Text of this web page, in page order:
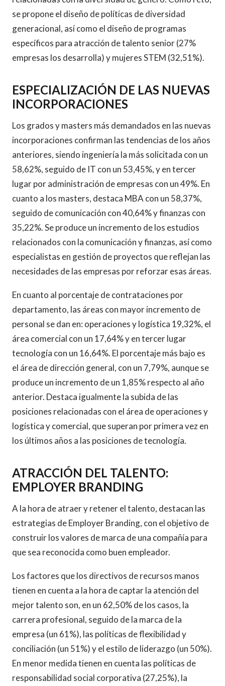
se propone el diseño de políticas de diversidad
generacional, así como el diseño de programas
específicos para atracción de talento senior (27%
empresas los desarrolla) y mujeres STEM (32,51%).
ESPECIALIZACIÓN DE LAS NUEVAS
INCORPORACIONES
Los grados y masters más demandados en las nuevas
incorporaciones confirman las tendencias de los años
anteriores, siendo ingeniería la más solicitada con un
58,62%, seguido de IT con un 53,45%, y en tercer
lugar por administración de empresas con un 49%. En
cuanto a los masters, destaca MBA con un 58,37%,
seguido de comunicación con 40,64% y finanzas con
35,22%. Se produce un incremento de los estudios
relacionados con la comunicación y finanzas, así como
especialistas en gestión de proyectos que reflejan las
necesidades de las empresas por reforzar esas áreas.
En cuanto al porcentaje de contrataciones por
departamento, las áreas con mayor incremento de
personal se dan en: operaciones y logística 19,32%, el
área comercial con un 17,64% y en tercer lugar
tecnología con un 16,64%. El porcentaje más bajo es
el área de dirección general, con un 7,79%, aunque se
produce un incremento de un 1,85% respecto al año
anterior. Destaca igualmente la subida de las
posiciones relacionadas con el área de operaciones y
logística y comercial, que superan por primera vez en
los últimos años a las posiciones de tecnología.
ATRACCIÓN DEL TALENTO:
EMPLOYER BRANDING
A la hora de atraer y retener el talento, destacan las
estrategias de Employer Branding, con el objetivo de
construir los valores de marca de una compañía para
que sea reconocida como buen empleador.
Los factores que los directivos de recursos manos
tienen en cuenta a la hora de captar la atención del
mejor talento son, en un 62,50% de los casos, la
carrera profesional, seguido de la marca de la
empresa (un 61%), las políticas de flexibilidad y
conciliación (un 51%) y el estilo de liderazgo (un 50%).
En menor medida tienen en cuenta las políticas de
responsabilidad social corporativa (27,25%), la